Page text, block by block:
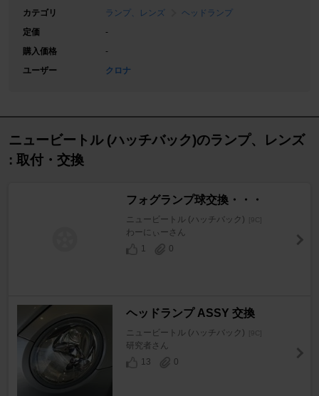
カテゴリ
ランプ、レンズ
ヘッドランプ
定価
-
購入価格
-
ユーザー
クロナ
ニュービートル (ハッチバック)のランプ、レンズ
: 取付・交換
フォグランプ球交換・・・
ニュービートル (ハッチバック) [9C]
わーにぃーさん
1
0
ヘッドランプ ASSY 交換
ニュービートル (ハッチバック) [9C]
研究者さん
13
0